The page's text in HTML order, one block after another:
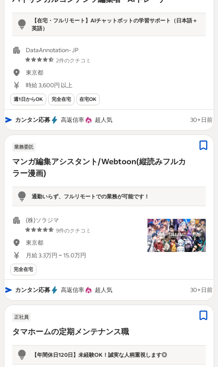
【在宅・フルリモート】AIチャットボットの学習サポート（日本語＋
英語）
DataAnnotation- JP
2件のクチコミ
東京都
時給 3,600円 以上
週1日からOK 完全在宅 在宅OK
カンタン応募 高返信率 超人気 30+日前
業務委託
マンガ編集アシスタント/Webtoon(縦読みフルカ
ラー漫画)
通勤いらず、フルリモートでの業務が可能です！
(株)ソラジマ
9件のクチコミ
東京都
月給 3.3万円 ~ 15.0万円
完全在宅
カンタン応募 高返信率 超人気 30+日前
正社員
タマホームの定期メンテナンス職
【年間休日120日】未経験OK！誠実な人柄重視します◎